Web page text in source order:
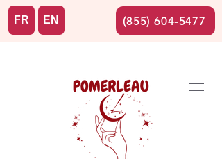
FR EN (855) 604-5477